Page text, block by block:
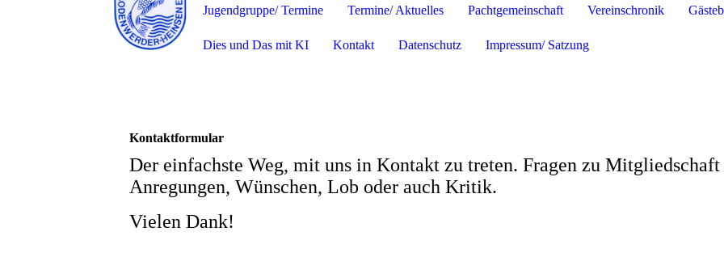
Jugendgruppe/ Termine Termine/ Aktuelles Pachtgemeinschaft Vereinschronik
Dies und Das mit KI Kontakt Datenschutz Impressum/ Satzung
Kontaktformular
Der einfachste Weg, mit uns in Kontakt zu treten. Fragen zu
Anregungen, Wünschen, Lob oder auch Kritik.
Vielen Dank!